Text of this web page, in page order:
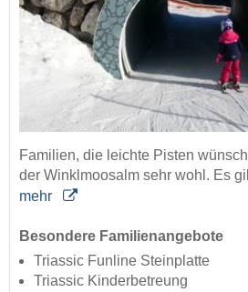
Familien, die leichte Pisten
der Winklmoosalm sehr wohl. Es
mehr
Besondere Familienangebote
Triassic Funline Steinplatte
Triassic Kinderbetreung